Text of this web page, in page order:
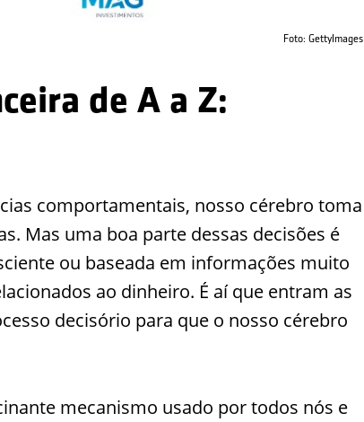
Foto: GettyImages
de A a Z:
comportamentais, nosso cérebro toma
Mas uma boa parte dessas decisões é
ou baseada em informações muito
ao dinheiro. É aí que entram as
decisório para que o nosso cérebro
mecanismo usado por todos nós e